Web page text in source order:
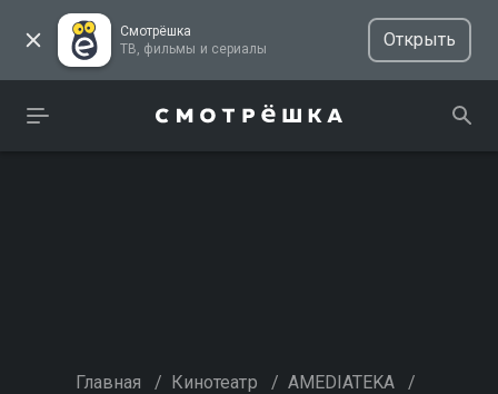
Смотрёшка
ТВ, фильмы и сериалы
Открыть
Главная / Кинотеатр / AMEDIATEKA /